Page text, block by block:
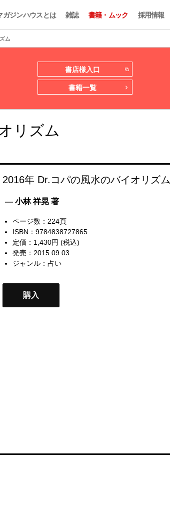
ガジンハウスとは 雑誌 書籍・ムック 採用情報
ム
書店様入口
書籍一覧
リズム
2016年 Dr.コパの風水のバイオリズム
— 小林 祥晃 著
ページ数：224頁
ISBN：9784838727865
定価：1,430円 (税込)
発売：2015.09.03
ジャンル： 占い
購入